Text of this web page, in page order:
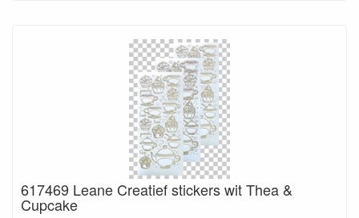
617469 Leane Creatief stickers wit Thea &
Cupcake